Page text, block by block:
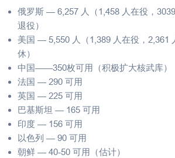
俄罗斯 — 6,257 人（1,458 人在役，
退役）
美国 — 5,550 人（1,389 人在役，2,361
休）
中国——350枚可用（积极扩大核武库）
法国 — 290 可用
英国 — 225 可用
巴基斯坦 — 165 可用
印度 — 156 可用
以色列 — 90 可用
朝鲜 — 40-50 可用（估计）